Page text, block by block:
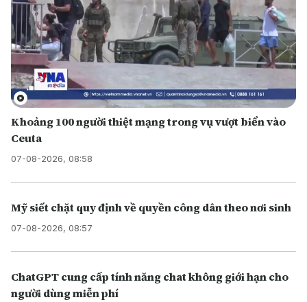
Khoảng 100 người thiệt mạng trong vụ vượt biển vào
Ceuta
07-08-2026, 08:58
Mỹ siết chặt quy định về quyền công dân theo nơi sinh
07-08-2026, 08:57
ChatGPT cung cấp tính năng chat không giới hạn cho
người dùng miễn phí